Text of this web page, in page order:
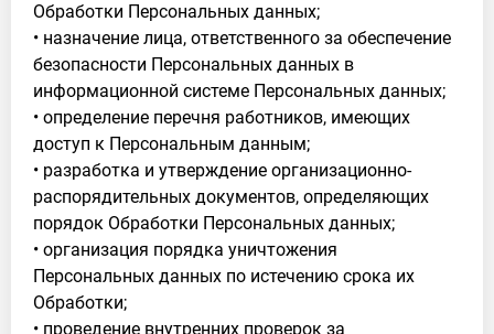
Обработки Персональных данных;
• назначение лица, ответственного за обеспечение
безопасности Персональных данных в
информационной системе Персональных данных;
• определение перечня работников, имеющих
доступ к Персональным данным;
• разработка и утверждение организационно-
распорядительных документов, определяющих
порядок Обработки Персональных данных;
• организация порядка уничтожения
Персональных данных по истечению срока их
Обработки;
• проведение внутренних проверок за